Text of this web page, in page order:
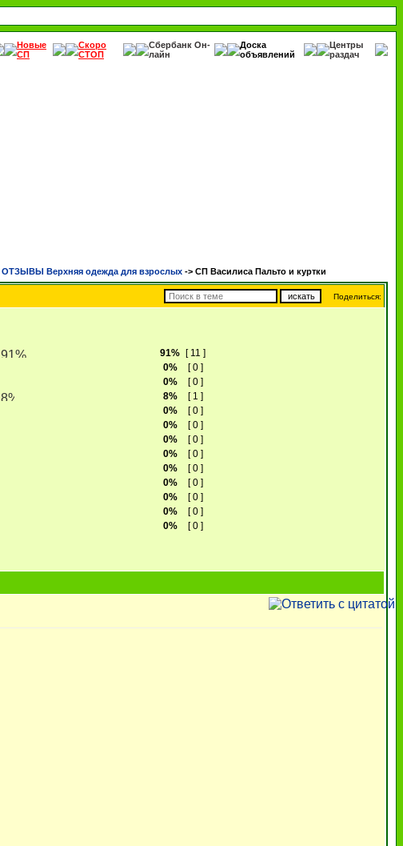
Новые
СП
Скоро
СТОП
Сбербанк Он-
лайн
Доска
объявлений
Центры
раздач
ОТЗЫВЫ Верхняя одежда для взрослых -> СП Василиса Пальто и куртки
Поделиться:
91% [ 11 ]
0%
[ 0 ]
0%
[ 0 ]
8%
[ 1 ]
0%
[ 0 ]
0%
[ 0 ]
0%
[ 0 ]
0%
[ 0 ]
0%
[ 0 ]
0%
[ 0 ]
0%
[ 0 ]
0%
[ 0 ]
0%
[ 0 ]